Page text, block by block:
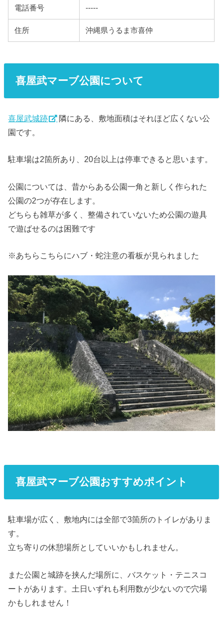
電話番号 -----
住所 沖縄県うるま市喜仲
喜屋武マーブ公園について
喜屋武城跡
隣にある、敷地面積はそれほど広くない公
園です。
駐車場は2箇所あり、20台以上は停車できると思います。
公園については、昔からある公園一角と新しく作られた
公園の2つが存在します。
どちらも雑草が多く、整備されていないため公園の遊具
で遊ばせるのは困難です
※あちらこちらにハブ・蛇注意の看板が見られました
喜屋武マーブ公園おすすめポイント
駐車場が広く、敷地内には全部で3箇所のトイレがありま
す。
立ち寄りの休憩場所としていいかもしれません。
また公園と城跡を挟んだ場所に、バスケット・テニスコ
ートがあります。土日いずれも利用数が少ないので穴場
かもしれません！